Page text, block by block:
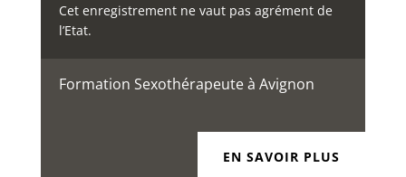
Cet enregistrement ne vaut pas agrément de
l’Etat.
Formation Sexothérapeute à Avignon
EN SAVOIR PLUS